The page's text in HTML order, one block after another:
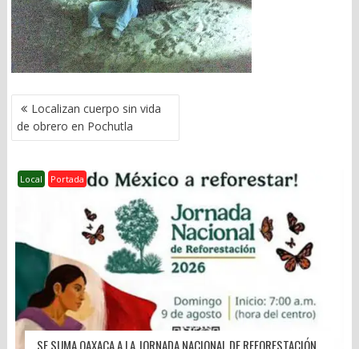
NAVEGACIÓN
DE
ENTRADAS
Localizan cuerpo sin vida
de obrero en Pochutla
Local Portada
SE SUMA OAXACA A LA JORNADA NACIONAL DE REFORESTACIÓN